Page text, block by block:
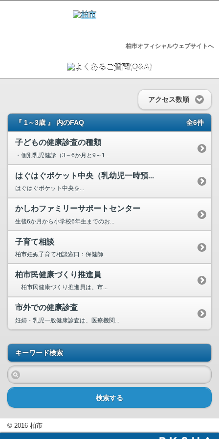
柏市オフィシャルウェブサイトへ
アクセス数順
『 1～3歳 』 内のFAQ 全6件
子どもの健康診査の種類
・個別乳児健診（3～6か月と9～1...
はぐはぐポケット中央（乳幼児一時預...
はぐはぐポケット中央を...
かしわファミリーサポートセンター
生後6か月から小学校6年生までのお...
子育て相談
柏市妊娠子育て相談窓口：保健師...
柏市民健康づくり推進員
柏市民健康づくり推進員は、市...
市外での健康診査
妊婦・乳児一般健康診査は、医療機関...
キーワード検索
検索する
© 2016 柏市